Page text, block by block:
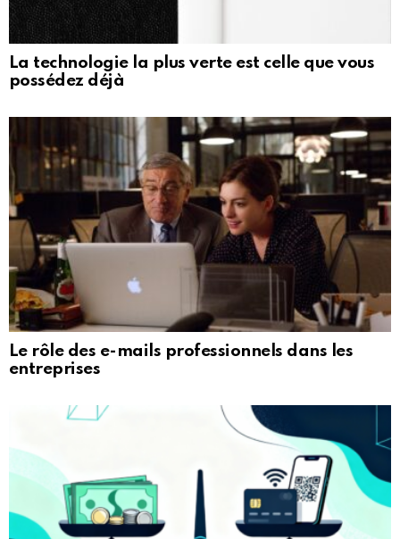
La technologie la plus verte est celle que vous
possédez déjà
Le rôle des e-mails professionnels dans les
entreprises